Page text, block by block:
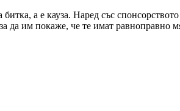
а е кауза. Наред със
им покаже, че те имат равноправно